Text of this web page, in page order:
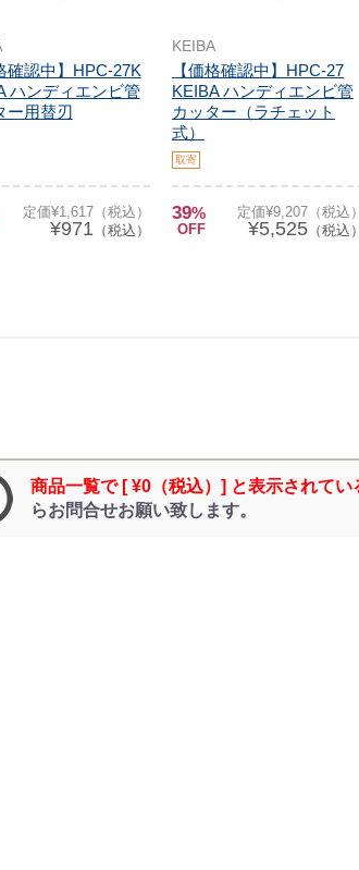
確認中】HPC-27K
ハンディエンビ管
ー用替刃
定価¥1,617（税込）
¥971 （税込）
KEIBA
【価格確認中】HPC-27
KEIBA ハンディエンビ管
カッター（ラチェット
式）
取寄
39%
OFF
定価¥9,207（税込）
¥5,525（税込）
商品一覧で [ ¥0（税込）] と表示されてい
らお問合せお願い致します。